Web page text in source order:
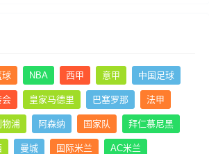
球 NBA 西甲 意甲 中国足球
会 皇家马德里 巴塞罗那 法甲
物浦 阿森纳 国家队 拜仁慕尼黑
曼城 国际米兰 AC米兰